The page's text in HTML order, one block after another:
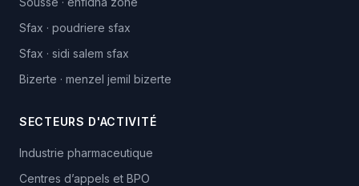
Sfax · poudriere sfax
Sfax · sidi salem sfax
Bizerte · menzel jemil bizerte
SECTEURS D'ACTIVITÉ
Industrie pharmaceutique
Centres d’appels et BPO